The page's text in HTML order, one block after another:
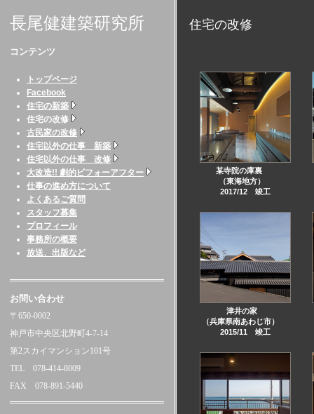
長尾健建築研究所
コンテンツ
トップページ
Facebook
住宅の新築
住宅の改修
古民家の改修
住宅以外の仕事 新築
住宅以外の仕事 改修
大改造!! 劇的ビフォーアフター
仕事の進め方について
よくあるご質問
スタッフ募集
プロフィール
事務所の概要
放送、出版など
お問い合わせ
〒650-0002
神戸市中央区北野町4-7-14
第2スカイマンション101号
TEL 078-414-8009
FAX 078-891-5440
住宅の改修
某寺院の庫裏
（東海地方）
2017/12 竣工
津井の家
（兵庫県南あわじ市）
2015/11 竣工